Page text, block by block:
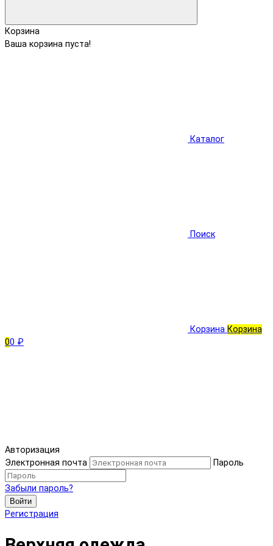
Корзина
Ваша корзина пуста!
Каталог
Поиск
Корзина Корзина
00 ₽
Авторизация
Электронная почта
Пароль
Забыли пароль?
Войти
Регистрация